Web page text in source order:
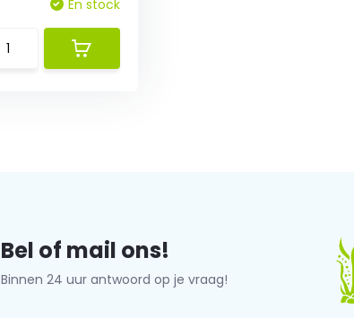
En stock
Bel of mail ons!
Binnen 24 uur antwoord op je vraag!